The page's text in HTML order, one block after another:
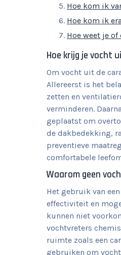
Hoe kom ik
Hoe kom ik
Hoe weet je
Hoe krijg je vocht
Om vocht uit de
Allereerst is het
zetten en
verminderen.
geplaatst om
de dakbedekking,
preventieve
comfortabele
Waarom geen
Het gebruik van
effectiviteit en
kunnen niet
vochtvreters
ruimte zoals een
gebruiken om